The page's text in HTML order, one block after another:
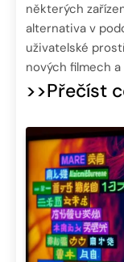
některých
alternativa v
uživatelské
nových filmech
>>Přečíst